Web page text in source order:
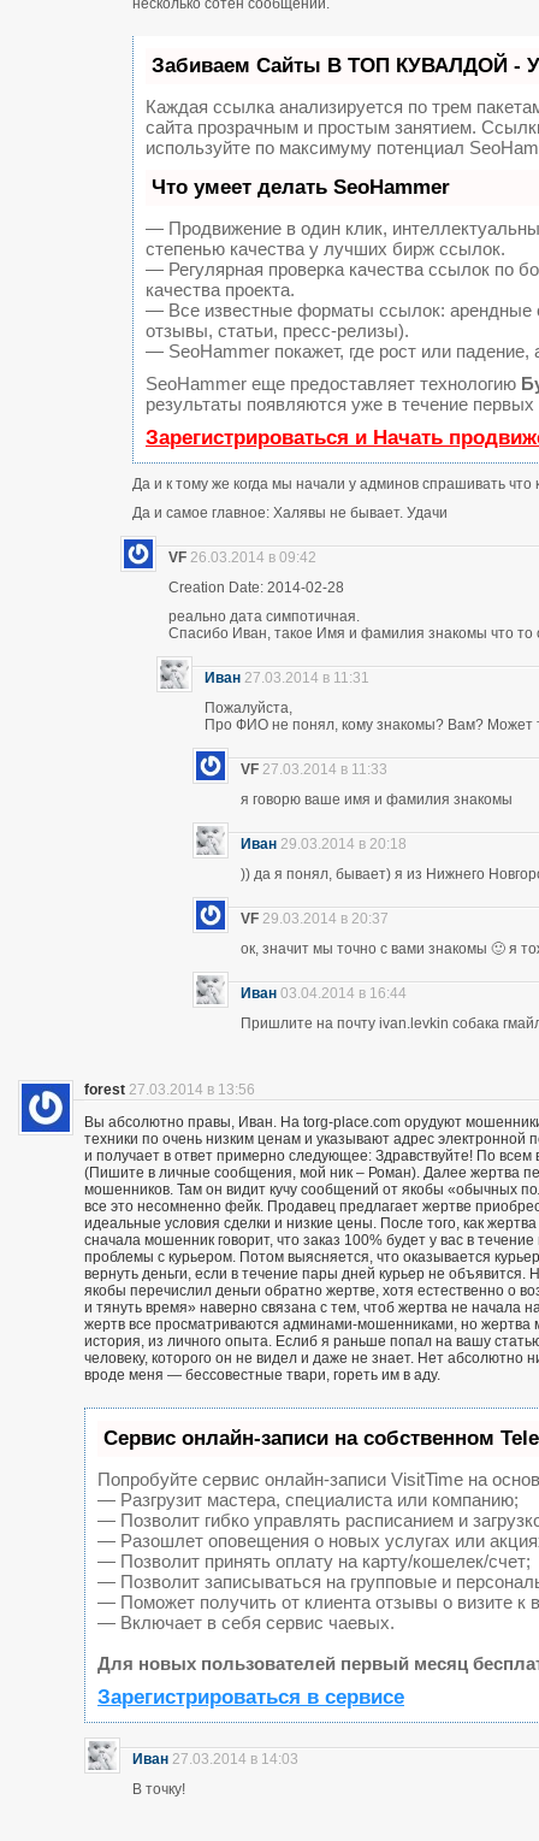
Забиваем Сайты В ТОП КУВАЛДОЙ -
Каждая ссылка анализируется по трем
сайта прозрачным и простым занятием.
используйте по максимуму потенциал
Что умеет делать SeoHammer
— Продвижение в один клик,
степенью качества у лучших бирж ссылок.
— Регулярная проверка качества ссылок по
качества проекта.
— Все известные форматы ссылок: арендные
отзывы, статьи, пресс-релизы).
— SeoHammer покажет, где рост или
SeoHammer еще предоставляет технологию
результаты появляются уже в течение первых
Зарегистрироваться и Начать
Да и к тому же когда мы начали у админов спрашивать что
Да и самое главное: Халявы не бывает. Удачи
VF 26.03.2014 в 09:42
Creation Date: 2014-02-28
реально дата симпотичная.
Спасибо Иван, такое Имя и фамилия знакомы что то
Иван 27.03.2014 в 11:31
Пожалуйста,
Про ФИО не понял, кому знакомы? Вам? Может
VF 27.03.2014 в 11:33
я говорю ваше имя и фамилия знакомы
Иван 29.03.2014 в 20:18
)) да я понял, бывает) я из Нижнего
VF 29.03.2014 в 20:37
ок, значит мы точно с вами знакомы 🙂 я
Иван 03.04.2014 в 16:44
Пришлите на почту ivan.levkin собака
forest 27.03.2014 в 13:56
Вы абсолютно правы, Иван. На torg-place.com орудуют
техники по очень низким ценам и указывают адрес
и получает в ответ примерно следующее: Здравствуйте! По
(Пишите в личные сообщения, мой ник – Роман). Далее жертва
мошенников. Там он видит кучу сообщений от якобы «обычных
все это несомненно фейк. Продавец предлагает жертве
идеальные условия сделки и низкие цены. После того, как
сначала мошенник говорит, что заказ 100% будет у вас в
проблемы с курьером. Потом выясняется, что оказывается
вернуть деньги, если в течение пары дней курьер не
якобы перечислил деньги обратно жертве, хотя естественно о
и тянуть время» наверно связана с тем, чтоб жертва не начала
жертв все просматриваются админами-мошенниками, но жертва
история, из личного опыта. Еслиб я раньше попал на вашу
человеку, которого он не видел и даже не знает. Нет
вроде меня — бессовестные твари, гореть им в аду.
Сервис онлайн-записи на собственном
Попробуйте сервис онлайн-записи VisitTime на
— Разгрузит мастера, специалиста или компанию;
— Позволит гибко управлять расписанием и
— Разошлет оповещения о новых услугах или
— Позволит принять оплату на карту/кошелек/счет;
— Позволит записываться на групповые и
— Поможет получить от клиента отзывы о визите к
— Включает в себя сервис чаевых.
Для новых пользователей первый месяц
Зарегистрироваться в сервисе
Иван 27.03.2014 в 14:03
В точку!